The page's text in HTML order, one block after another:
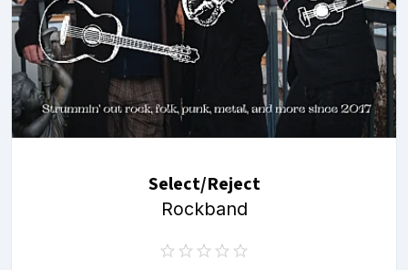
Select/Reject
Rockband